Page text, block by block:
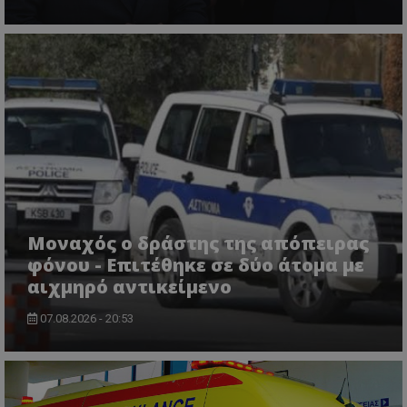
Μοναχός ο δράστης της απόπειρας
φόνου - Επιτέθηκε σε δύο άτομα με
αιχμηρό αντικείμενο
07.08.2026 - 20:53
VISITOR_PRIVACY_METADATA
YouTube
.youtube.com